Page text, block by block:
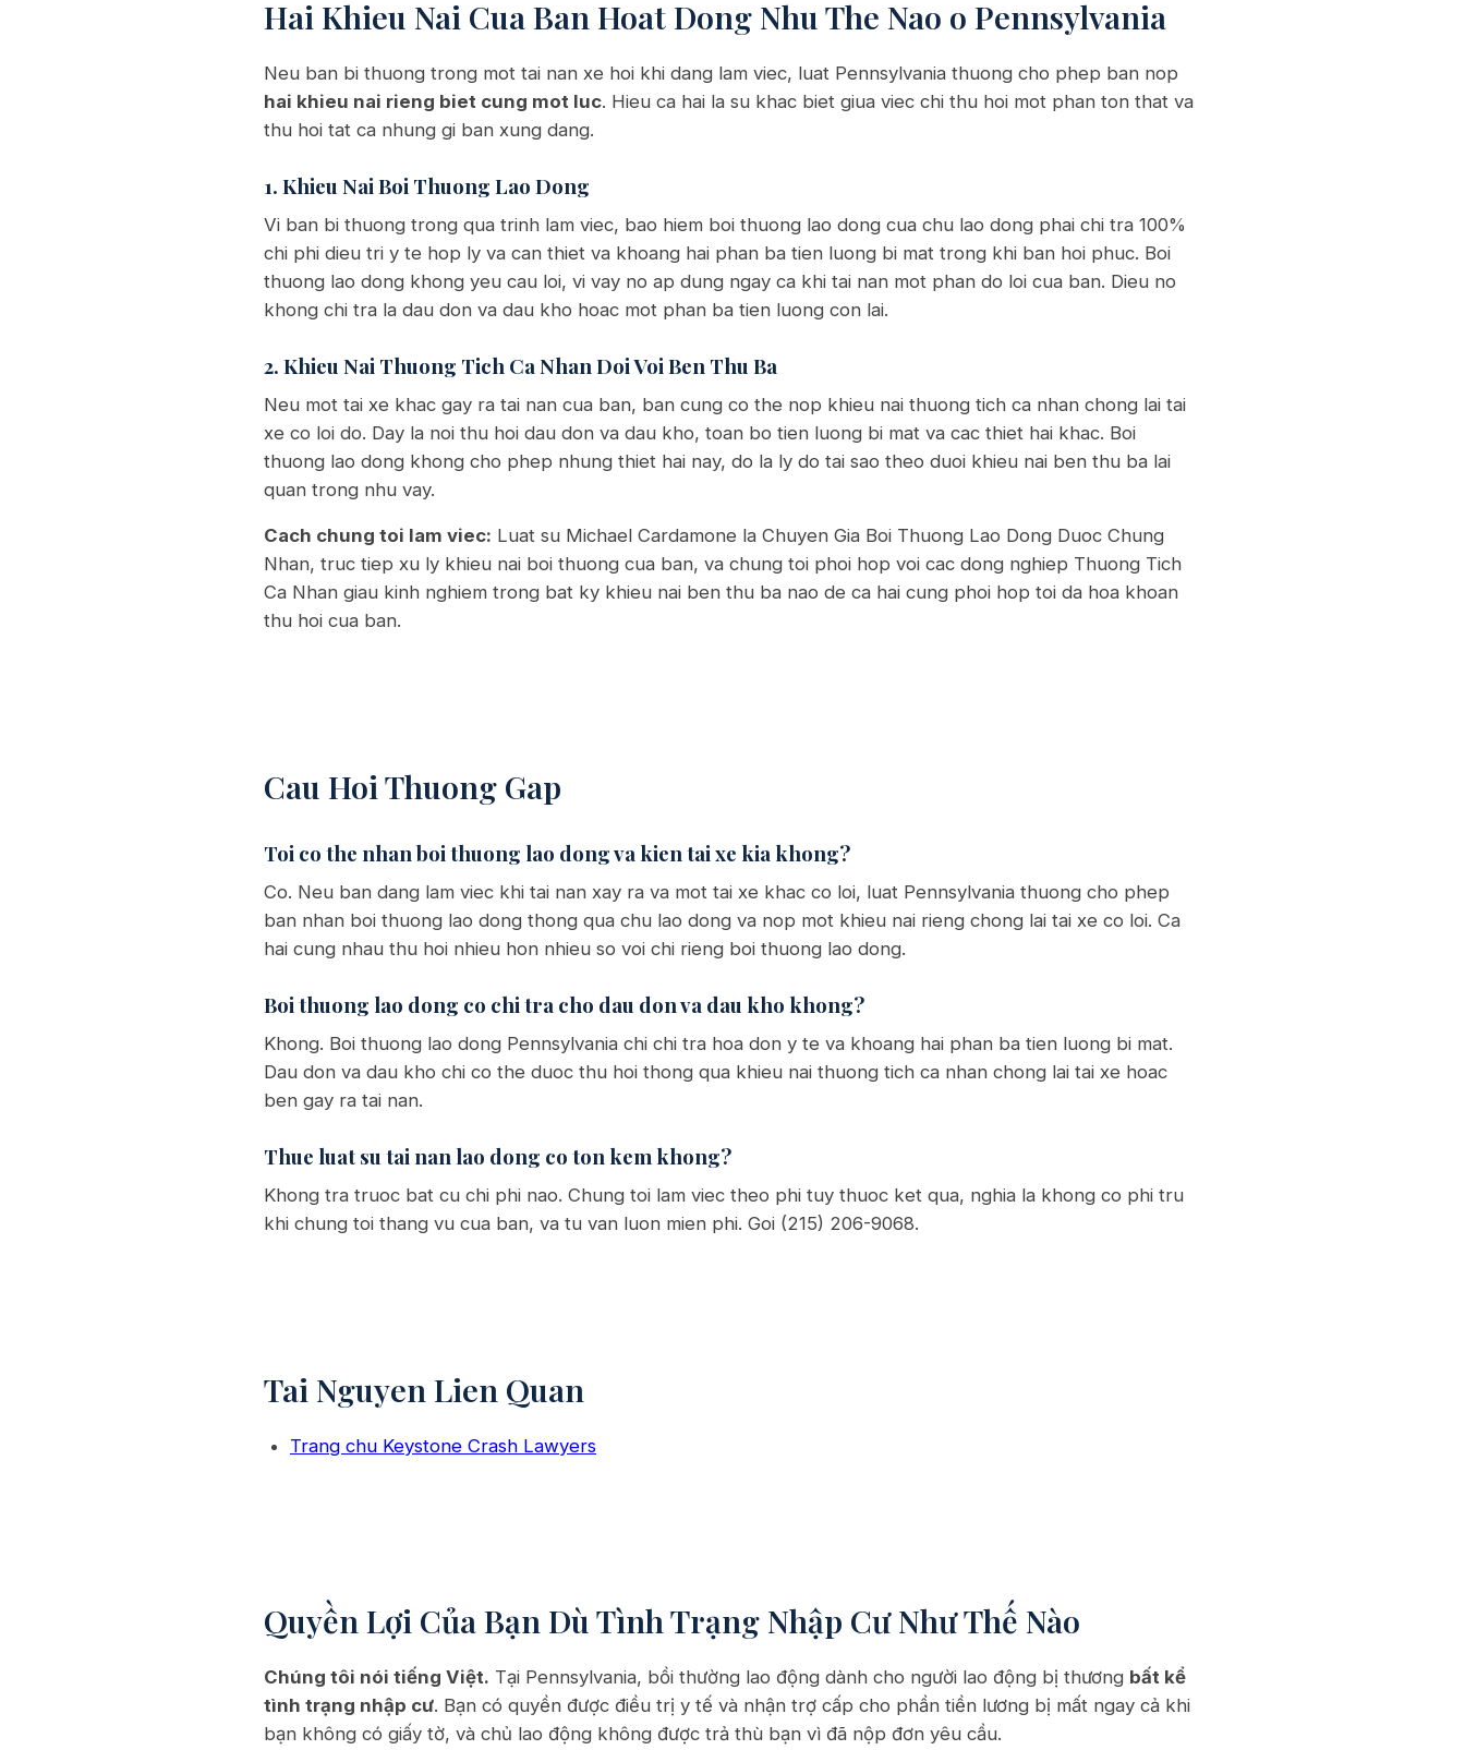
Hai Khieu Nai Cua Ban Hoat Dong Nhu The Nao o Pennsylvania
Neu ban bi thuong trong mot tai nan xe hoi khi dang lam viec, luat Pennsylvania thuong cho phep ban nop
hai khieu nai rieng biet cung mot luc. Hieu ca hai la su khac biet giua viec chi thu hoi mot phan ton that va
thu hoi tat ca nhung gi ban xung dang.
1. Khieu Nai Boi Thuong Lao Dong
Vi ban bi thuong trong qua trinh lam viec, bao hiem boi thuong lao dong cua chu lao dong phai chi tra 100%
chi phi dieu tri y te hop ly va can thiet va khoang hai phan ba tien luong bi mat trong khi ban hoi phuc. Boi
thuong lao dong khong yeu cau loi, vi vay no ap dung ngay ca khi tai nan mot phan do loi cua ban. Dieu no
khong chi tra la dau don va dau kho hoac mot phan ba tien luong con lai.
2. Khieu Nai Thuong Tich Ca Nhan Doi Voi Ben Thu Ba
Neu mot tai xe khac gay ra tai nan cua ban, ban cung co the nop khieu nai thuong tich ca nhan chong lai tai
xe co loi do. Day la noi thu hoi dau don va dau kho, toan bo tien luong bi mat va cac thiet hai khac. Boi
thuong lao dong khong cho phep nhung thiet hai nay, do la ly do tai sao theo duoi khieu nai ben thu ba lai
quan trong nhu vay.
Cach chung toi lam viec: Luat su Michael Cardamone la Chuyen Gia Boi Thuong Lao Dong Duoc Chung
Nhan, truc tiep xu ly khieu nai boi thuong cua ban, va chung toi phoi hop voi cac dong nghiep Thuong Tich
Ca Nhan giau kinh nghiem trong bat ky khieu nai ben thu ba nao de ca hai cung phoi hop toi da hoa khoan
thu hoi cua ban.
Cau Hoi Thuong Gap
Toi co the nhan boi thuong lao dong va kien tai xe kia khong?
Co. Neu ban dang lam viec khi tai nan xay ra va mot tai xe khac co loi, luat Pennsylvania thuong cho phep
ban nhan boi thuong lao dong thong qua chu lao dong va nop mot khieu nai rieng chong lai tai xe co loi. Ca
hai cung nhau thu hoi nhieu hon nhieu so voi chi rieng boi thuong lao dong.
Boi thuong lao dong co chi tra cho dau don va dau kho khong?
Khong. Boi thuong lao dong Pennsylvania chi chi tra hoa don y te va khoang hai phan ba tien luong bi mat.
Dau don va dau kho chi co the duoc thu hoi thong qua khieu nai thuong tich ca nhan chong lai tai xe hoac
ben gay ra tai nan.
Thue luat su tai nan lao dong co ton kem khong?
Khong tra truoc bat cu chi phi nao. Chung toi lam viec theo phi tuy thuoc ket qua, nghia la khong co phi tru
khi chung toi thang vu cua ban, va tu van luon mien phi. Goi (215) 206-9068.
Tai Nguyen Lien Quan
Trang chu Keystone Crash Lawyers
Quyền Lợi Của Bạn Dù Tình Trạng Nhập Cư Như Thế Nào
Chúng tôi nói tiếng Việt. Tại Pennsylvania, bồi thường lao động dành cho người lao động bị thương bất kể
tình trạng nhập cư. Bạn có quyền được điều trị y tế và nhận trợ cấp cho phần tiền lương bị mất ngay cả khi
bạn không có giấy tờ, và chủ lao động không được trả thù bạn vì đã nộp đơn yêu cầu.